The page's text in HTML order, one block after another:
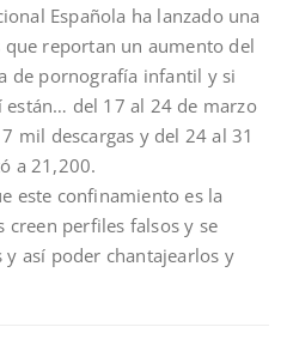
Española ha lanzado una
reportan un aumento del
de pornografía infantil y si
del 17 al 24 de marzo
mil descargas y del 24 al 31
a 21,200.
este confinamiento es la
creen perfiles falsos y se
y así poder chantajearlos y